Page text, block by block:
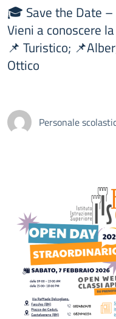
🎓 Save the Date
Vieni a conoscere
📌 Turistico;
Ottico
Personale